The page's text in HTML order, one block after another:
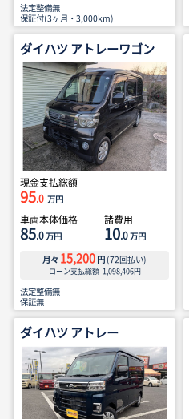
法定整備無
保証付(3ヶ月・3,000km)
ダイハツ アトレーワゴン
現金支払総額
95.0 万円
車両本体価格
85.0万円
諸費用
10.0万円
月々 15,200 円 (72回払い)
ローン支払総額 1,098,406円
法定整備無
保証無
ダイハツ アトレー